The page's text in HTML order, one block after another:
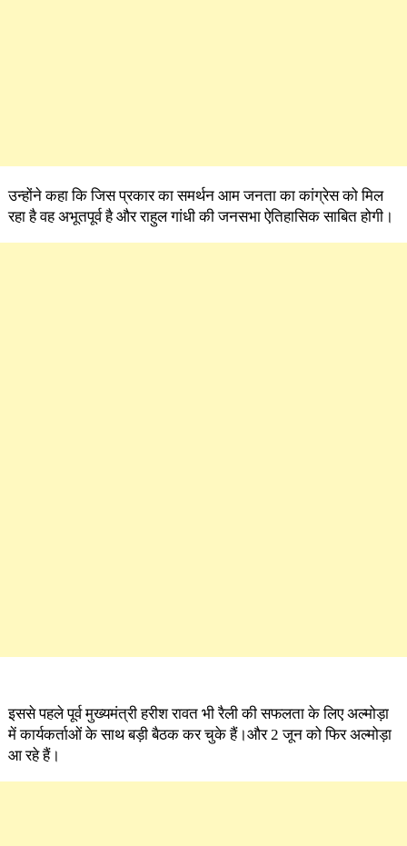
उन्होंने कहा कि जिस प्रकार का समर्थन आम जनता का कांग्रेस को मिल
रहा है वह अभूतपूर्व है और राहुल गांधी की जनसभा ऐतिहासिक साबित होगी।
इससे पहले पूर्व मुख्यमंत्री हरीश रावत भी रैली की सफलता के लिए अल्मोड़ा
में कार्यकर्ताओं के साथ बड़ी बैठक कर चुके हैं।और 2 जून को फिर अल्मोड़ा
आ रहे हैं।